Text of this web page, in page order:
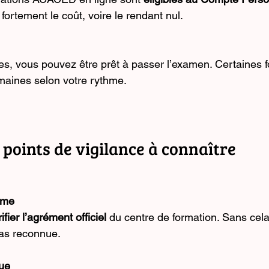
le coût, voire le rendant nul.
vous pouvez être prêt à passer l’examen. Certaines
selon votre rythme.
de vigilance à connaître
l’agrément officiel du centre de formation. Sans
reconnue.